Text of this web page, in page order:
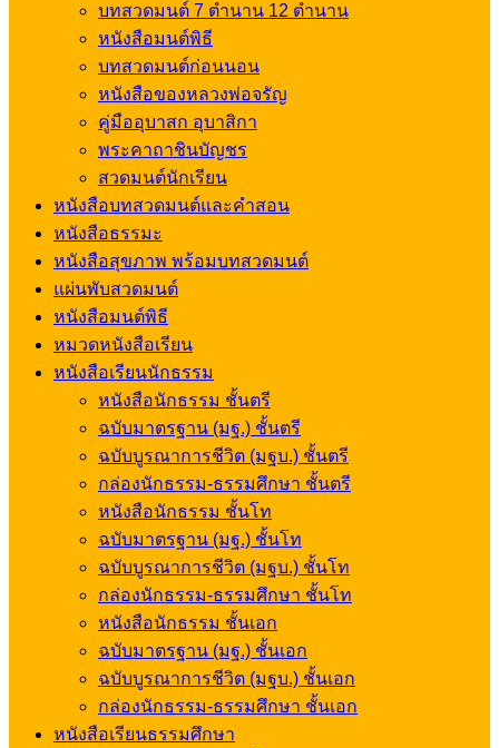
บทสวดมนต์ 7 ตำนาน 12 ตำนาน
หนังสือมนต์พิธี
บทสวดมนต์ก่อนนอน
หนังสือของหลวงพ่อจรัญ
คู่มืออุบาสก อุบาสิกา
พระคาถาชินบัญชร
สวดมนต์นักเรียน
หนังสือบทสวดมนต์และคำสอน
หนังสือธรรมะ
หนังสือสุขภาพ พร้อมบทสวดมนต์
แผ่นพับสวดมนต์
หนังสือมนต์พิธี
หมวดหนังสือเรียน
หนังสือเรียนนักธรรม
หนังสือนักธรรม ชั้นตรี
ฉบับมาตรฐาน (มฐ.) ชั้นตรี
ฉบับบูรณาการชีวิต (มฐบ.) ชั้นตรี
กล่องนักธรรม-ธรรมศึกษา ชั้นตรี
หนังสือนักธรรม ชั้นโท
ฉบับมาตรฐาน (มฐ.) ชั้นโท
ฉบับบูรณาการชีวิต (มฐบ.) ชั้นโท
กล่องนักธรรม-ธรรมศึกษา ชั้นโท
หนังสือนักธรรม ชั้นเอก
ฉบับมาตรฐาน (มฐ.) ชั้นเอก
ฉบับบูรณาการชีวิต (มฐบ.) ชั้นเอก
กล่องนักธรรม-ธรรมศึกษา ชั้นเอก
หนังสือเรียนธรรมศึกษา